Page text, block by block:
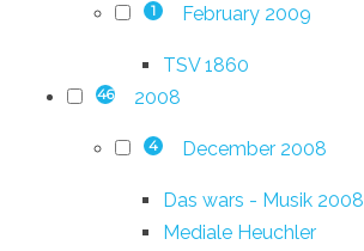
1 February 2009
TSV 1860
46 2008
4 December 2008
Das wars - Musik 2008
Mediale Heuchler